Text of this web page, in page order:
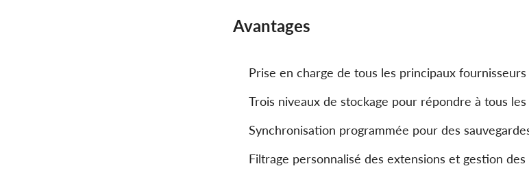
Avantages
Prise en charge de tous les principaux
Trois niveaux de stockage pour répondre à tous
Synchronisation programmée pour des
Filtrage personnalisé des extensions et gestion